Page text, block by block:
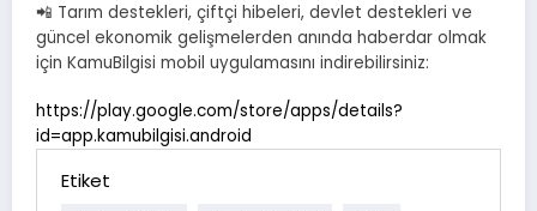
📲 Tarım destekleri, çiftçi hibeleri, devlet destekleri ve
güncel ekonomik gelişmelerden anında haberdar olmak
için KamuBilgisi mobil uygulamasını indirebilirsiniz:
https://play.google.com/store/apps/details?
id=app.kamubilgisi.android
Etiket